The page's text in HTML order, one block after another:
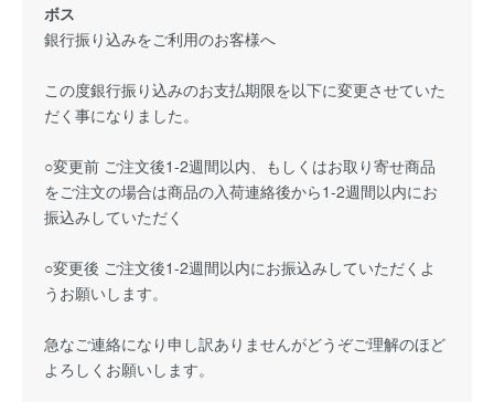
ボス
銀行振り込みをご利用のお客様へ
この度銀行振り込みのお支払期限を以下に変更させていた
だく事になりました。
○変更前 ご注文後1-2週間以内、もしくはお取り寄せ商品
をご注文の場合は商品の入荷連絡後から1-2週間以内にお
振込みしていただく
○変更後 ご注文後1-2週間以内にお振込みしていただくよ
うお願いします。
急なご連絡になり申し訳ありませんがどうぞご理解のほど
よろしくお願いします。